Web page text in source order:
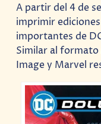
A partir del 4 de
imprimir
importantes de
Similar al formato
Image y Marvel